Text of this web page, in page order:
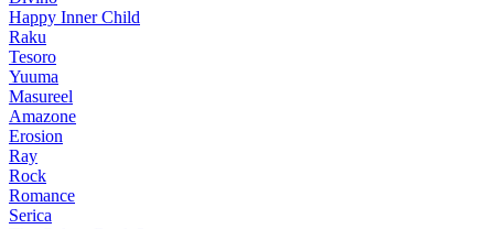
Happy Inner Child
Raku
Tesoro
Yuuma
Masureel
Amazone
Erosion
Ray
Rock
Romance
Serica